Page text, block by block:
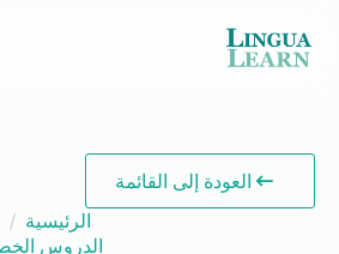
العودة إلى القائمة
الرئيسية
الدروس